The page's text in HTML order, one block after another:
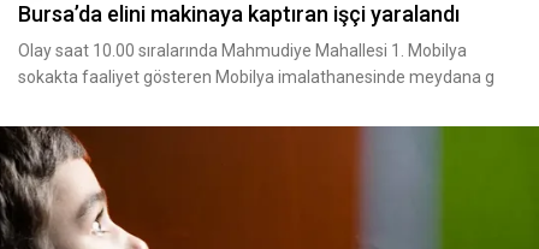
Bursa’da elini makinaya kaptıran işçi yaralandı
Olay saat 10.00 sıralarında Mahmudiye Mahallesi 1. Mobilya
sokakta faaliyet gösteren Mobilya imalathanesinde meydana g